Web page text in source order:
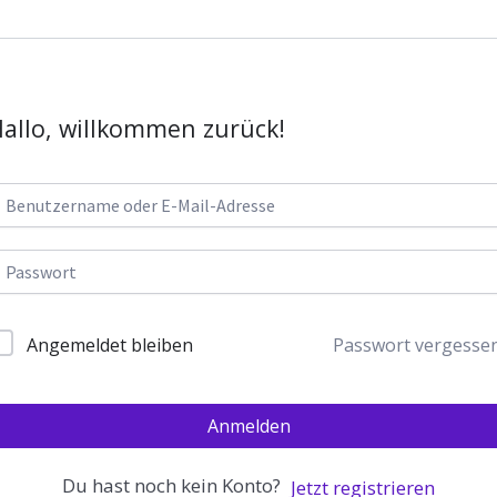
willkommen zurück!
Angemeldet bleiben Passwort
Anmelden
Du hast noch kein Konto? Jetzt registrieren